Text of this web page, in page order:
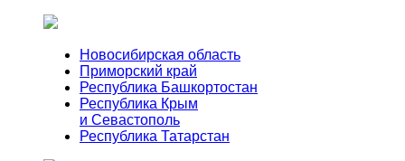
Новосибирская область
Приморский край
Республика Башкортостан
Республика Крым
и Севастополь
Республика Татарстан